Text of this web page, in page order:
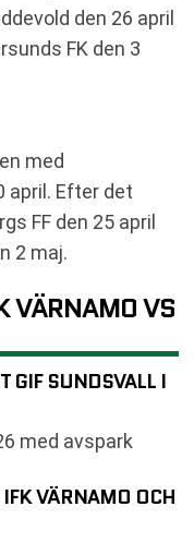
den 26 april
FK den 3
med
april. Efter det
FF den 25 april
2 maj.
VÄRNAMO VS
GIF SUNDSVALL I
med avspark
VÄRNAMO OCH